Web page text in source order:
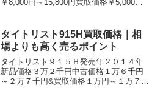
￥8,000円～15,800円買取価格￥5,000円
445㏄のミッドサイズで洋...
タイトリスト915H買取価格｜相
場よりも高く売るポイント
タイトリスト９１５Ｈ発売年２０１４年
新品価格３万２千円中古価格１万６千円
～２万７千円&買取価格１万円～１万７千